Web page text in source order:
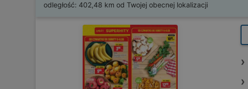
odległość: 402,48 km od Twojej obecnej lokalizacji